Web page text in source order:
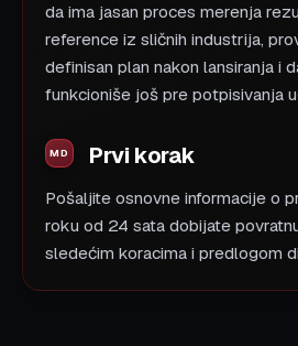
da ima jasan proces merenja
reference iz sličnih industrija,
definisan plan nakon lansiranja i
funkcioniše još pre potpisivanja
Prvi korak
Pošaljite osnovne informacije o
roku od 24 sata dobijate
sledećim koracima i predlogom